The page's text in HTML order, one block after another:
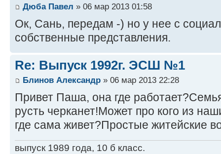
Дюба Павел » 06 мар 2013 01:58
Ок, Сань, передам -) но у нее с
собственные представления.
Re: Выпуск 1992г. ЭСШ №1
Блинов Александр » 06 мар 2013 22:28
Привет Паша, она где
русть черканет!Может про кого из
где сама живет?Простые житейские
выпуск 1989 года, 10 б класс.